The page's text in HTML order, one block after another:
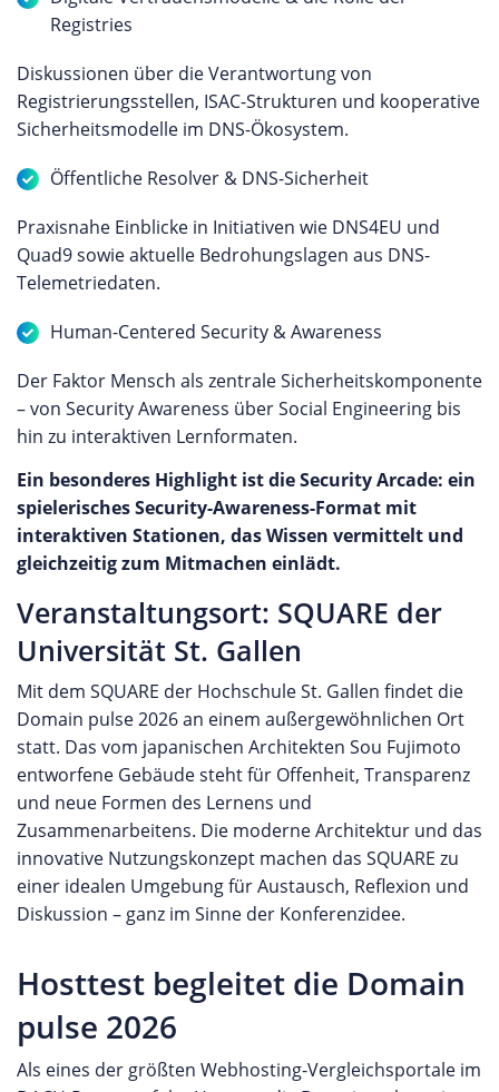
Registries
Diskussionen über die Verantwortung von
Registrierungsstellen, ISAC-Strukturen und kooperative
Sicherheitsmodelle im DNS-Ökosystem.
Öffentliche Resolver & DNS-Sicherheit
Praxisnahe Einblicke in Initiativen wie DNS4EU und
Quad9 sowie aktuelle Bedrohungslagen aus DNS-
Telemetriedaten.
Human-Centered Security & Awareness
Der Faktor Mensch als zentrale Sicherheitskomponente
– von Security Awareness über Social Engineering bis
hin zu interaktiven Lernformaten.
Ein besonderes Highlight ist die Security Arcade: ein
spielerisches Security-Awareness-Format mit
interaktiven Stationen, das Wissen vermittelt und
gleichzeitig zum Mitmachen einlädt.
Veranstaltungsort: SQUARE der
Universität St. Gallen
Mit dem SQUARE der Hochschule St. Gallen findet die
Domain pulse 2026 an einem außergewöhnlichen Ort
statt. Das vom japanischen Architekten Sou Fujimoto
entworfene Gebäude steht für Offenheit, Transparenz
und neue Formen des Lernens und
Zusammenarbeitens. Die moderne Architektur und das
innovative Nutzungskonzept machen das SQUARE zu
einer idealen Umgebung für Austausch, Reflexion und
Diskussion – ganz im Sinne der Konferenzidee.
Hosttest begleitet die Domain
pulse 2026
Als eines der größten Webhosting-Vergleichsportale im